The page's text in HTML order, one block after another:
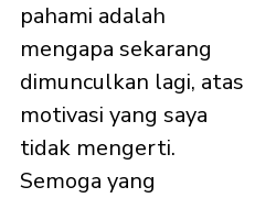
pahami adalah
mengapa sekarang
dimunculkan lagi, atas
motivasi yang saya
tidak mengerti.
Semoga yang